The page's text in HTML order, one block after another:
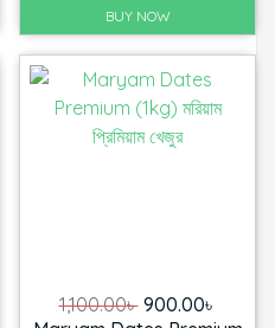
1,350.00৳ .
BUY NOW
1,100.00৳ Original
900.00৳